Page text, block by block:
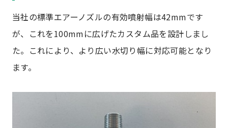
当社の標準エアーノズルの有効噴射幅は42mmです
が、これを100mmに広げたカスタム品を設計しまし
た。これにより、より広い水切り幅に対応可能となり
ます。